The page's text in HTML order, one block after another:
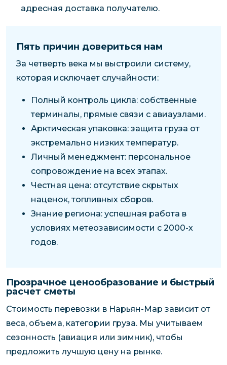
адресная доставка получателю.
Пять причин довериться нам
За четверть века мы выстроили систему,
которая исключает случайности:
Полный контроль цикла: собственные
терминалы, прямые связи с авиаузлами.
Арктическая упаковка: защита груза от
экстремально низких температур.
Личный менеджмент: персональное
сопровождение на всех этапах.
Честная цена: отсутствие скрытых
наценок, топливных сборов.
Знание региона: успешная работа в
условиях метеозависимости с 2000-х
годов.
Прозрачное ценообразование и быстрый
расчет сметы
Стоимость перевозки в Нарьян-Мар зависит от
веса, объема, категории груза. Мы учитываем
сезонность (авиация или зимник), чтобы
предложить лучшую цену на рынке.